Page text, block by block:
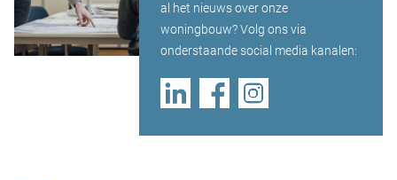
al het nieuws over onze
woningbouw? Volg ons via
onderstaande social media kanalen: